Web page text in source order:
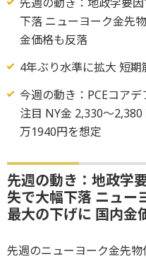
下落 ニューヨーク金先
金価格も反落
4年ぶり水準に拡大 短
今週の動き：PCEコア
注目 NY金 2,330～
万1940円を想定
先週の動き：地政学
失で大幅下落 ニュー
最大の下げに 国内金
先週のニューヨーク金先